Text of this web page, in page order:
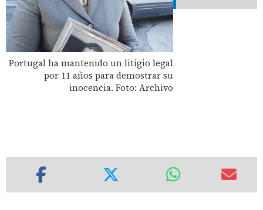
Portugal ha mantenido un litigio legal
por 11 años para demostrar su
inocencia. Foto: Archivo